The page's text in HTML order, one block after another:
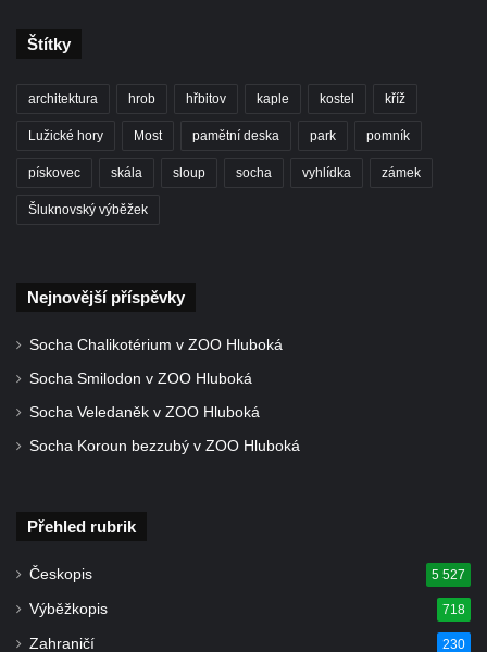
Štítky
architektura hrob hřbitov kaple kostel kříž
Lužické hory Most pamětní deska park pomník
pískovec skála sloup socha vyhlídka zámek
Šluknovský výběžek
Nejnovější příspěvky
Socha Chalikotérium v ZOO Hluboká
Socha Smilodon v ZOO Hluboká
Socha Veledaněk v ZOO Hluboká
Socha Koroun bezzubý v ZOO Hluboká
Přehled rubrik
Českopis 5 527
Výběžkopis 718
Zahraničí 230